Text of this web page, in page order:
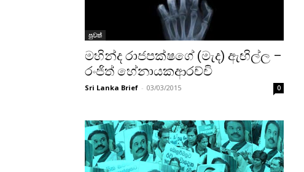
පුවත්
මහින්ද රාජපක්ෂගේ (මැද) ඇඟිල්ල –
රංජිත් හේනායකආරච්චි
Sri Lanka Brief - 03/03/2015 0